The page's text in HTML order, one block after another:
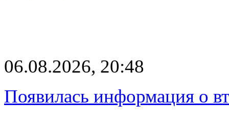
06.08.2026, 20:48
Появилась информация о